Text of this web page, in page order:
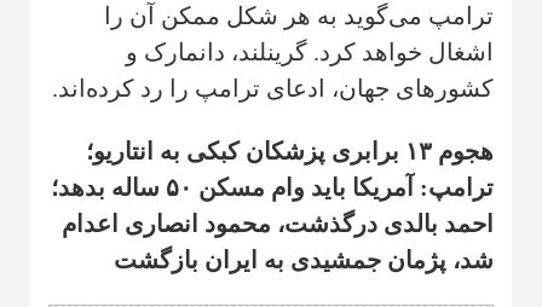
ترامپ می‌گوید به هر شکل ممکن آن را
اشغال خواهد کرد. گرینلند، دانمارک و
کشورهای جهان، ادعای ترامپ را رد کرده‌اند.
هجوم ۱۳ برابری پزشکان کبکی به انتاریو؛
ترامپ: آمریکا باید وام مسکن ۵۰ ساله بدهد؛
احمد بالدی درگذشت، محمود انصاری اعدام
شد، پژمان جمشیدی به ایران بازگشت